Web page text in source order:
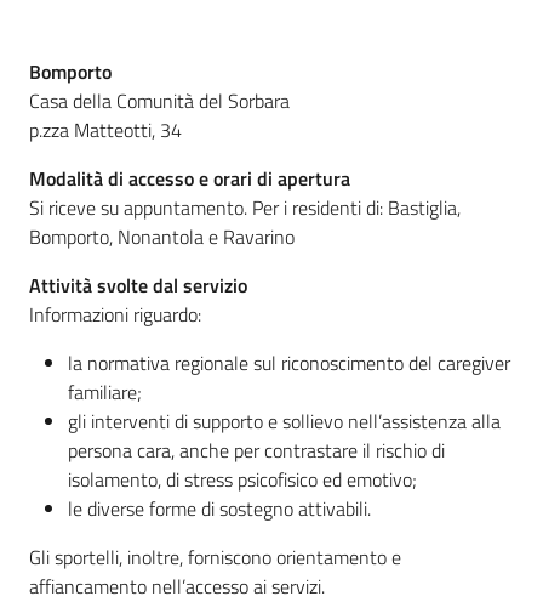
CaregivER
risponde
Regione
Emilia-
Romagna
Regione
Novità
Servizi
Descrizione
Bomporto
Casa della Comunità del Sorbara
p.zza Matteotti, 34
Modalità di accesso e orari di apertura
Si riceve su appuntamento. Per i residenti di: Bastiglia,
Bomporto, Nonantola e Ravarino
Attività svolte dal servizio
Informazioni riguardo:
la normativa regionale sul riconoscimento del caregiver
familiare;
gli interventi di supporto e sollievo nell’assistenza alla
persona cara, anche per contrastare il rischio di
isolamento, di stress psicofisico ed emotivo;
le diverse forme di sostegno attivabili.
Gli sportelli, inoltre, forniscono orientamento e
affiancamento nell’accesso ai servizi.